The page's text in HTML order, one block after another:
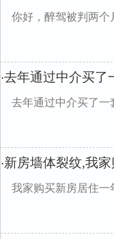
你好，醉驾被判两个
·去年通过中介买了
去年通过中介买了一
·新房墙体裂纹,我
我家购买新房居住一